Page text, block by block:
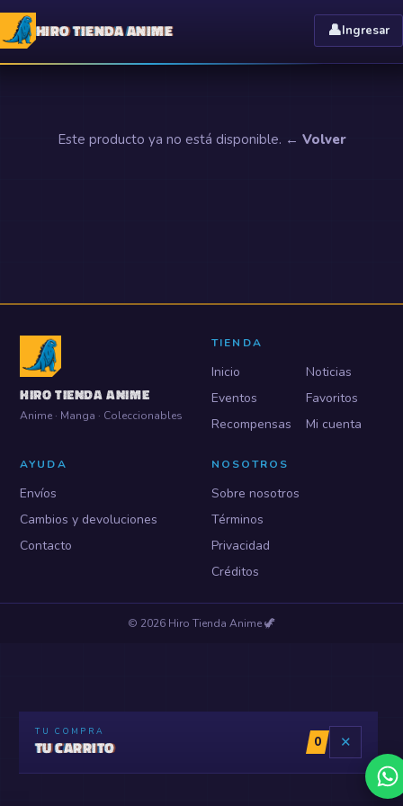
HIRO TIENDA ANIME 👤Ingresar
Este producto ya no está disponible. ← Volver
HIRO TIENDA ANIME
Anime · Manga · Coleccionables
TIENDA
Inicio
Noticias
Eventos
Favoritos
Recompensas
Mi cuenta
AYUDA
Envíos
Cambios y devoluciones
Contacto
NOSOTROS
Sobre nosotros
Términos
Privacidad
Créditos
© 2026 Hiro Tienda Anime🦖
TU COMPRA
TU CARRITO 0 ✕